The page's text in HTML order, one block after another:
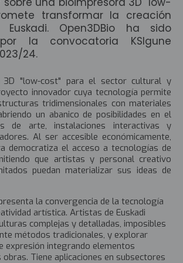
transformar la creación
Open3DBio ha sido
la convocatoria KSIgune
24.
3D "low-cost" para el sector cultural y
innovador cuya tecnología permite
tridimensionales con materiales
un abanico de posibilidades en el
de arte, instalaciones interactivas y
Al ser accesible económicamente,
democratiza el acceso a tecnologías de
que artistas y personal creativo
puedan materializar sus ideas de
la convergencia de la tecnología
artística. Artistas de Euskadi
complejas y detalladas, imposibles
métodos tradicionales, y explorar
expresión integrando elementos
Tiene aplicaciones en subsectores